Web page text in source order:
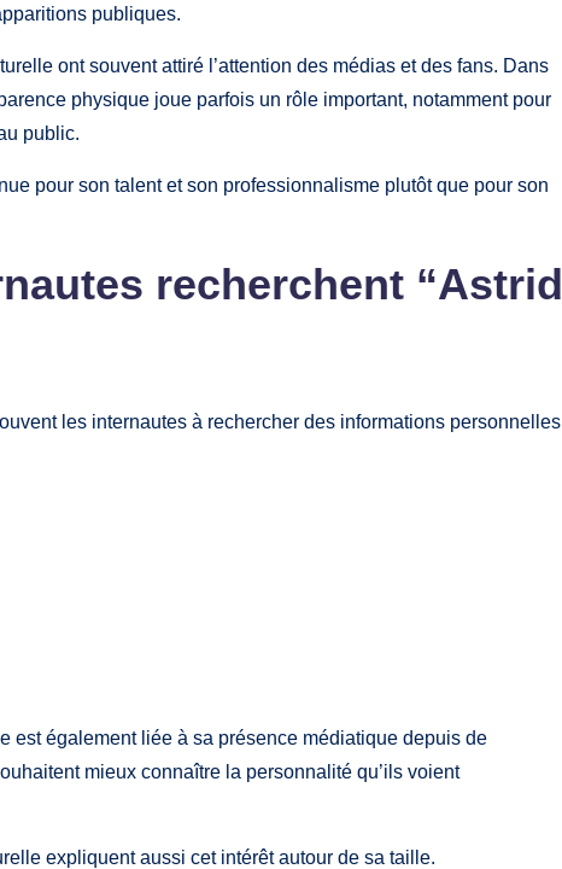
publiques.
ont souvent attiré l’attention des médias et des fans. Dans
physique joue parfois un rôle important, notamment pour
public.
pour son talent et son professionnalisme plutôt que pour son
recherchent “Astrid
les internautes à rechercher des informations personnelles
est également liée à sa présence médiatique depuis de
mieux connaître la personnalité qu’ils voient
expliquent aussi cet intérêt autour de sa taille.